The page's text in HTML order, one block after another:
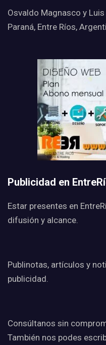
Osvaldo Magnasco y Luis
Paraná, Entre Ríos,
Publicidad en
Estar presentes en
difusión y alcance.
Publinotas, artículos y
publicidad.
Consúltanos sin
También nos podes